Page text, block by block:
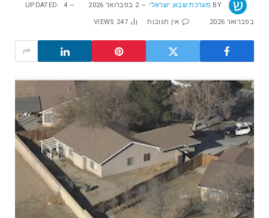
BY מערכת שבוע ישראלי 2 בפברואר 2026 UPDATED: 4
בפברואר 2026 אין תגובות 247
VIEWS